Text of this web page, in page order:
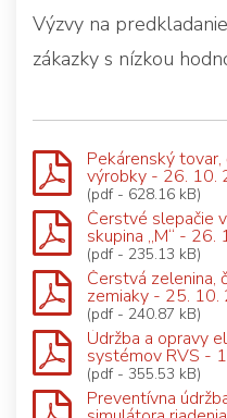
Výzvy na
zákazky s nízkou
Pekárenský
výrobky - 26. 10.
(pdf - 628.16 kB)
Čerstvé slepačie
skupina „M“ - 26.
(pdf - 235.13 kB)
Čerstvá zelenina,
zemiaky - 25. 10.
(pdf - 240.87 kB)
Údržba a opravy
systémov RVS -
(pdf - 355.53 kB)
Preventívna